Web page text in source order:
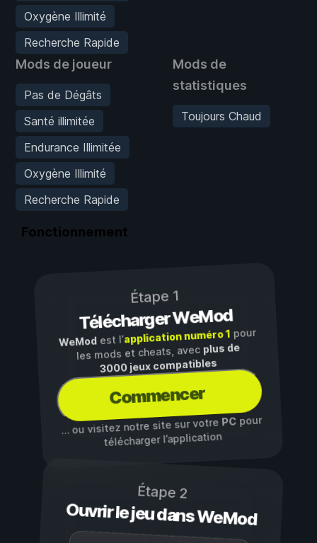
Oxygène Illimité
Recherche Rapide
Mods de joueur
Pas de Dégâts
Santé illimitée
Endurance Illimitée
Oxygène Illimité
Recherche Rapide
Mods de
statistiques
Toujours Chaud
Fonctionnement
Étape 1
Télécharger WeMod
WeModest l’application numéro 1pour
les mods et cheats, avec plus de
3000 jeux compatibles
Commencer
… ou visitez notre site sur votre PCpour
télécharger l’application
Étape 2
Ouvrir le jeu dans WeMod